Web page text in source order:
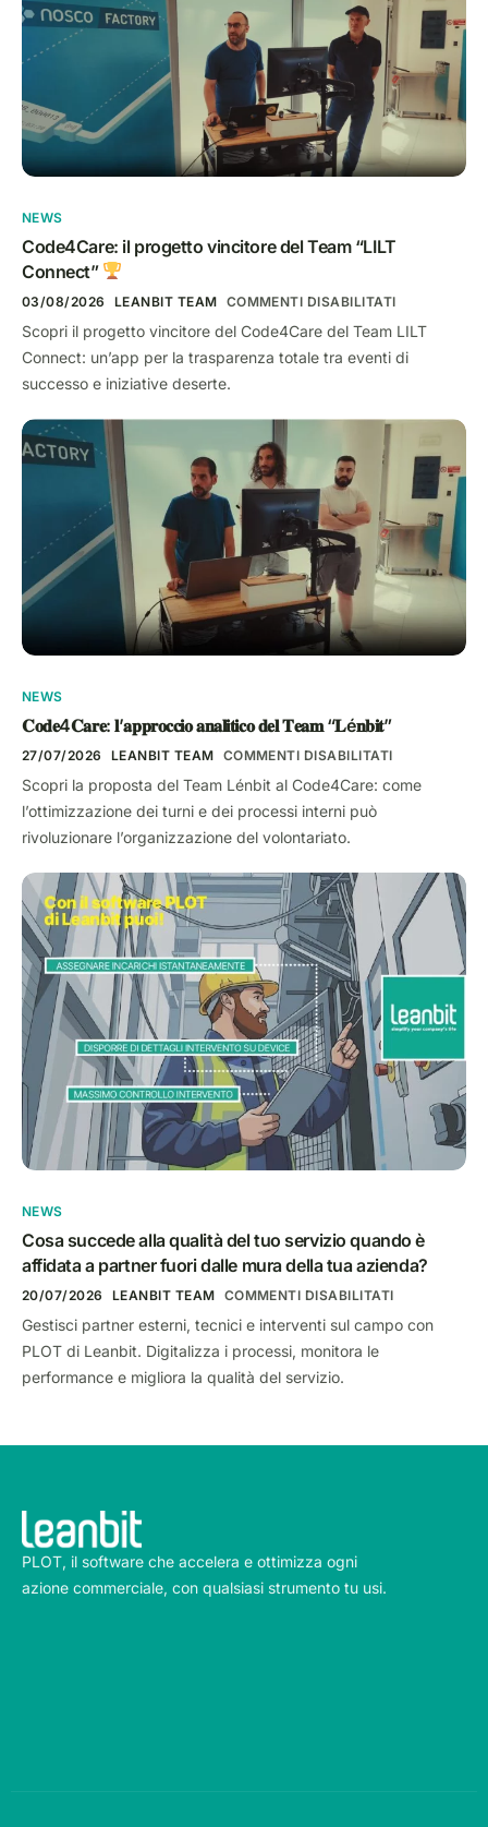
NEWS
Code4Care: il progetto vincitore del Team “LILT
Connect”
03/08/2026 LEANBIT TEAM COMMENTI DISABILITATI
Scopri il progetto vincitore del Code4Care del Team LILT
Connect: un’app per la trasparenza totale tra eventi di
successo e iniziative deserte.
NEWS
𝐂𝐨𝐝𝐞4𝐂𝐚𝐫𝐞: 𝐥’𝐚𝐩𝐩𝐫𝐨𝐜𝐜𝐢𝐨 𝐚𝐧𝐚𝐥𝐢𝐭𝐢𝐜𝐨 𝐝𝐞𝐥 𝐓𝐞𝐚𝐦 “𝐋é𝐧𝐛𝐢𝐭”
27/07/2026 LEANBIT TEAM COMMENTI DISABILITATI
Scopri la proposta del Team Lénbit al Code4Care: come
l’ottimizzazione dei turni e dei processi interni può
rivoluzionare l’organizzazione del volontariato.
NEWS
Cosa succede alla qualità del tuo servizio quando è
affidata a partner fuori dalle mura della tua azienda?
20/07/2026 LEANBIT TEAM COMMENTI DISABILITATI
Gestisci partner esterni, tecnici e interventi sul campo con
PLOT di Leanbit. Digitalizza i processi, monitora le
performance e migliora la qualità del servizio.
PLOT, il software che accelera e ottimizza ogni
azione commerciale, con qualsiasi strumento tu usi.